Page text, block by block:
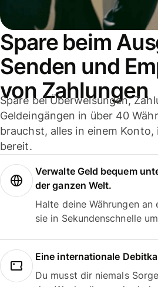
Spare beim
Senden und
von Zahlungen
Spare bei Überweisungen,
Geldeingängen in über 40
brauchst, alles in einem
bereit.
Verwalte Geld bequem
der ganzen Welt.
Halte deine Währungen
sie in Sekundenschnelle
Eine internationale
Du musst dir niemals